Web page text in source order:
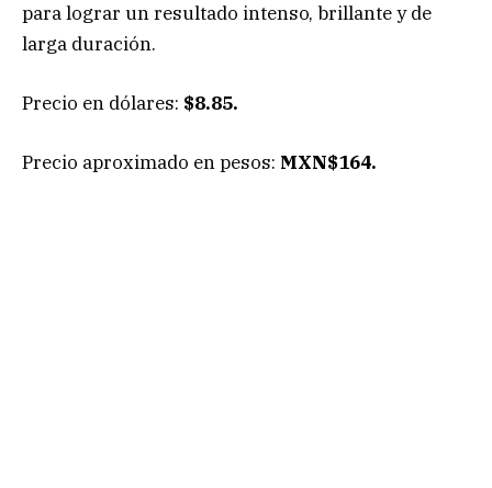
para lograr un resultado intenso, brillante y de
larga duración.
Precio en dólares: $8.85.
Precio aproximado en pesos: MXN$164.